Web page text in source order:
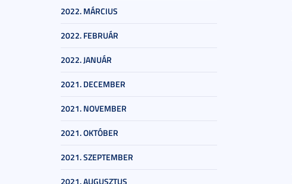
2022. MÁRCIUS
2022. FEBRUÁR
2022. JANUÁR
2021. DECEMBER
2021. NOVEMBER
2021. OKTÓBER
2021. SZEPTEMBER
2021. AUGUSZTUS